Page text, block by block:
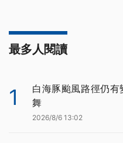
最多人閱讀
1
白海豚颱風路徑仍
舞
2026/8/6 13:02